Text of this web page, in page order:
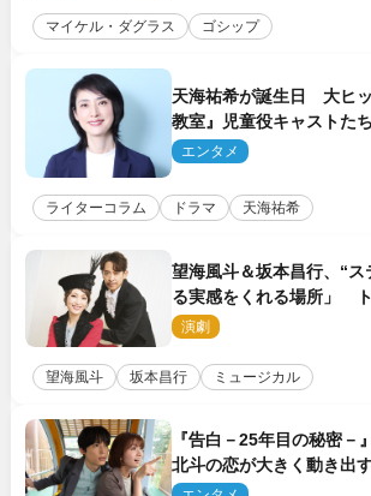
マイケル・ダグラス ゴシップ
天海祐希が誕生日 大ヒ
教室』児童役キャストた
エンタメ
ライターコラム ドラマ 天海祐希
望海風斗＆坂本昌行、“ス
る実感をくれる場所」
原動力を語る
演劇
望海風斗 坂本昌行 ミュージカル
『告白－25年目の秘密－
北斗の恋が大きく動き出